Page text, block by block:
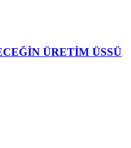
ÜRETİM ÜSSÜ